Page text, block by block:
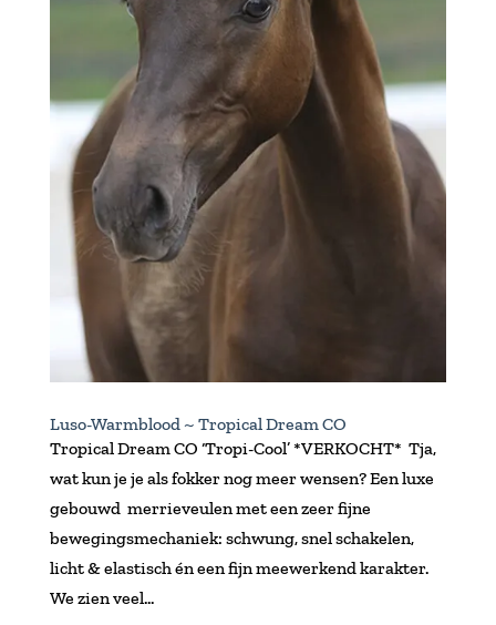
Luso-Warmblood ~ Tropical Dream CO
Tropical Dream CO ‘Tropi-Cool’ *VERKOCHT* Tja,
wat kun je je als fokker nog meer wensen? Een luxe
gebouwd merrieveulen met een zeer fijne
bewegingsmechaniek: schwung, snel schakelen,
licht & elastisch én een fijn meewerkend karakter.
We zien veel...